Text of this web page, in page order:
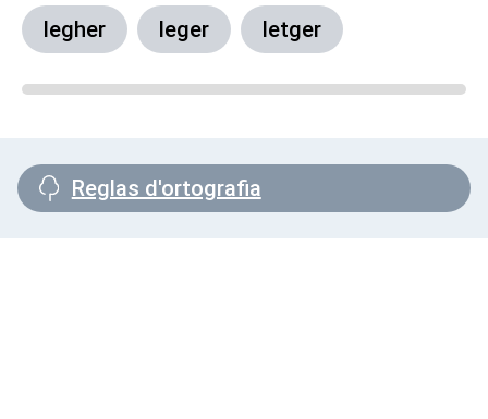
legher leger letger
Reglas d'ortografia